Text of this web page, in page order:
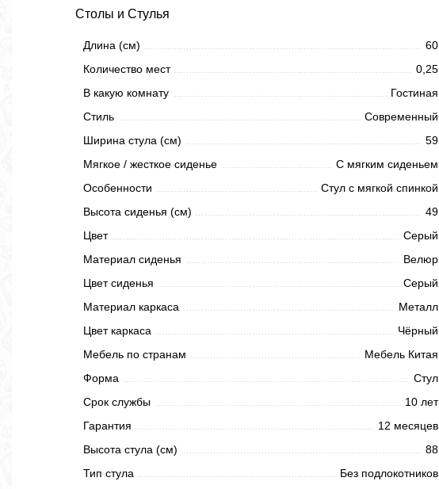
Столы и Стулья
Длина (см)
60
Количество мест
0,25
В какую комнату
Гостиная
Стиль
Современный
Ширина стула (см)
59
Мягкое / жесткое сиденье
С мягким сиденьем
Особенности
Стул с мягкой спинкой
Высота сиденья (см)
49
Цвет
Серый
Материал сиденья
Велюр
Цвет сиденья
Серый
Материал каркаса
Металл
Цвет каркаса
Чёрный
Мебель по странам
Мебель Китая
Форма
Стул
Срок службы
10 лет
Гарантия
12 месяцев
Высота стула (см)
88
Тип стула
Без подлокотников